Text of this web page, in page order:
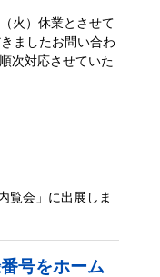
火）休業とさせて
ましたお問い合わ
次対応させていた
覧会」に出展しま
号をホーム